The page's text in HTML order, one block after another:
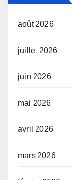
août 2026
juillet 2026
juin 2026
mai 2026
avril 2026
mars 2026